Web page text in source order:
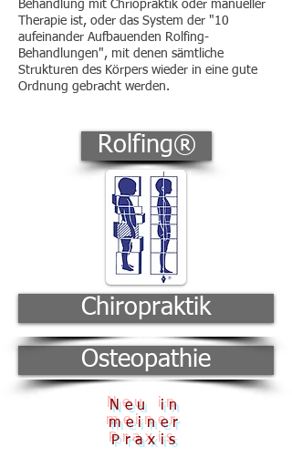
Behandlung mit Chriopraktik oder manueller
Therapie ist, oder das System der "10
aufeinander Aufbauenden Rolfing-
Behandlungen", mit denen sämtliche
Strukturen des Körpers wieder in eine gute
Ordnung gebracht werden.
Rolfing®
Chiropraktik
Osteopathie
Neu in
meiner
Praxis